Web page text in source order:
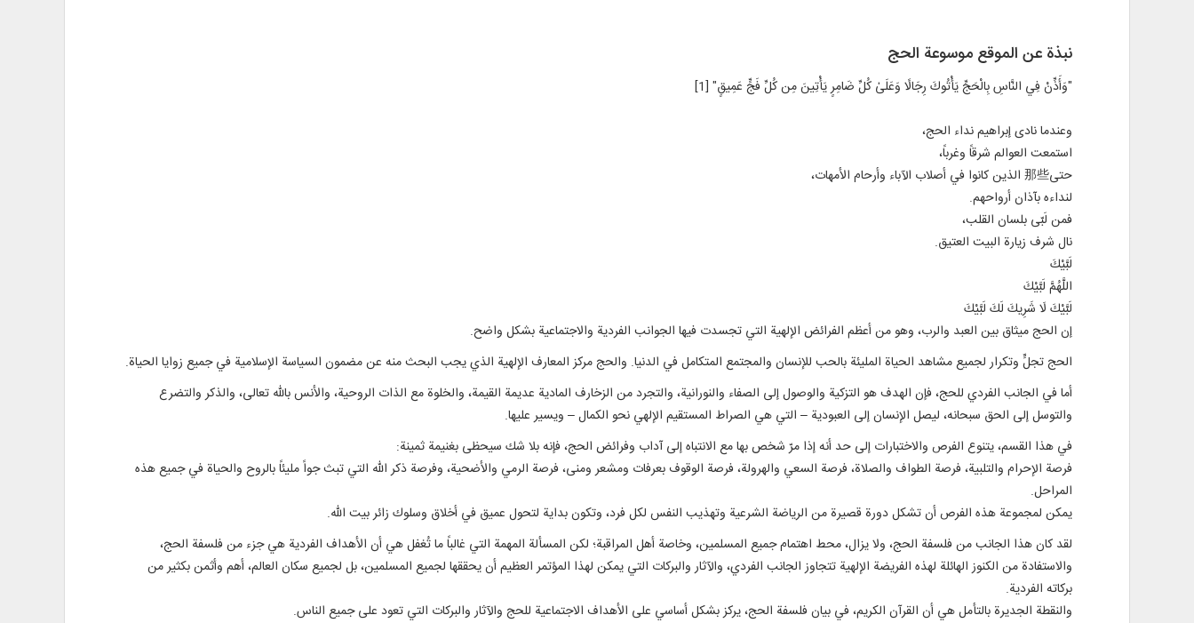
نبذة عن الموقع موسوعة الحج
"وَأَذِّنْ فِي النَّاسِ بِالْحَجِّ يَأْتُوكَ رِجَالًا وَعَلَىٰ كُلِّ ضَامِرٍ يَأْتِينَ مِن كُلِّ فَجٍّ عَمِيقٍ" [1]
وعندما نادى إبراهيم نداء الحج،
استمعت العوالم شرقاً وغرباً،
حتى那些 الذين كانوا في أصلاب الآباء وأرحام الأمهات،
لنداءه بآذان أرواحهم.
فمن لَبّى بلسان القلب،
نال شرف زيارة البيت العتيق.
لَبَّيْكَ
اللَّهُمَّ لَبَّيْكَ
لَبَّيْكَ لَا شَرِيكَ لَكَ لَبَّيْكَ
إن الحج ميثاق بين العبد والرب، وهو من أعظم الفرائض الإلهية التي تجسدت فيها الجوانب الفردية والاجتماعية بشكل واضح.
الحج تجلٍّ وتكرار لجميع مشاهد الحياة المليئة بالحب للإنسان والمجتمع المتكامل في الدنيا. والحج مركز المعارف الإلهية الذي يجب البحث منه عن مضمون السياسة الإسلامية في جميع زوايا الحياة.
أما في الجانب الفردي للحج، فإن الهدف هو التزكية والوصول إلى الصفاء والنورانية، والتجرد من الزخارف المادية عديمة القيمة، والخلوة مع الذات الروحية، والأنس بالله تعالى، والذكر والتضرع
والتوسل إلى الحق سبحانه، ليصل الإنسان إلى العبودية – التي هي الصراط المستقيم الإلهي نحو الكمال – ويسير عليها.
في هذا القسم، يتنوع الفرص والاختبارات إلى حد أنه إذا مرّ شخص بها مع الانتباه إلى آداب وفرائض الحج، فإنه بلا شك سيحظى بغنيمة ثمينة:
فرصة الإحرام والتلبية، فرصة الطواف والصلاة، فرصة السعي والهرولة، فرصة الوقوف بعرفات ومشعر ومنى، فرصة الرمي والأضحية، وفرصة ذكر الله التي تبث جواً مليئاً بالروح والحياة في جميع هذه
المراحل.
يمكن لمجموعة هذه الفرص أن تشكل دورة قصيرة من الرياضة الشرعية وتهذيب النفس لكل فرد، وتكون بداية لتحول عميق في أخلاق وسلوك زائر بيت الله.
لقد كان هذا الجانب من فلسفة الحج، ولا يزال، محط اهتمام جميع المسلمين، وخاصة أهل المراقبة؛ لكن المسألة المهمة التي غالباً ما تُغفل هي أن الأهداف الفردية هي جزء من فلسفة الحج،
والاستفادة من الكنوز الهائلة لهذه الفريضة الإلهية تتجاوز الجانب الفردي، والآثار والبركات التي يمكن لهذا المؤتمر العظيم أن يحققها لجميع المسلمين، بل لجميع سكان العالم، أهم وأثمن بكثير من
بركاته الفردية.
والنقطة الجديرة بالتأمل هي أن القرآن الكريم، في بيان فلسفة الحج، يركز بشكل أساسي على الأهداف الاجتماعية للحج والآثار والبركات التي تعود على جميع الناس.